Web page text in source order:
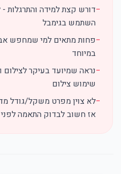
−דורש קצת למידה והתרגלות
השתמש בגימבל
−פחות מתאים למי שמחפש
במיוחד
−נראה שמיועד בעיקר לצילום
שימוש צילום
−לא צוין מפרט משקל/גודל
אז חשוב לבדוק התאמה